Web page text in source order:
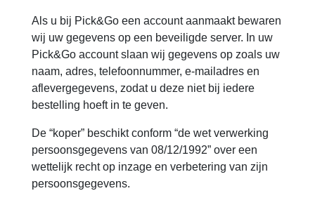
Als u bij Pick&Go een account aanmaakt bewaren
wij uw gegevens op een beveiligde server. In uw
Pick&Go account slaan wij gegevens op zoals uw
naam, adres, telefoonnummer, e-mailadres en
aflevergegevens, zodat u deze niet bij iedere
bestelling hoeft in te geven.
De “koper” beschikt conform “de wet verwerking
persoonsgegevens van 08/12/1992” over een
wettelijk recht op inzage en verbetering van zijn
persoonsgegevens.